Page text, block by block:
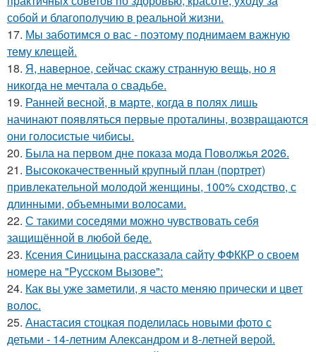
собой и благополучию в реальной жизни.
17. Мы заботимся о вас - поэтому поднимаем важную
тему клещей.
18. Я, наверное, сейчас скажу странную вещь, но я
никогда не мечтала о свадьбе.
19. Ранней весной, в марте, когда в полях лишь
начинают появляться первые проталины, возвращаются
они голосистые чибисы.
20. Была на первом дне показа мода Поволжья 2026.
21. Высококачественный крупный план (портрет)
привлекательной молодой женщины, 100% сходство, с
длинными, объемными волосами.
22. С такими соседями можно чувствовать себя
защищённой в любой беде.
23. Ксения Синицына рассказала сайту ФФККР о своем
номере на "Русском Вызове":
24. Как вы уже заметили, я часто меняю прически и цвет
волос.
25. Анастасия стоцкая поделилась новыми фото с
детьми - 14-летним Александром и 8-летней верой.